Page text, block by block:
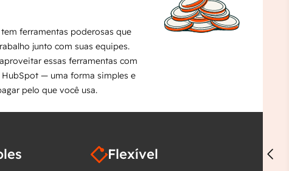
ferramentas poderosas que
junto com suas equipes.
essas ferramentas com
— uma forma simples e
pelo que você usa.
Flexível